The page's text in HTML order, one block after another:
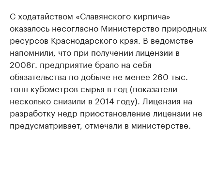
С ходатайством «Славянского кирпича»
оказалось несогласно Министерство природных
ресурсов Краснодарского края. В ведомстве
напомнили, что при получении лицензии в
2008г. предприятие брало на себя
обязательства по добыче не менее 260 тыс.
тонн кубометров сырья в год (показатели
несколько снизили в 2014 году). Лицензия на
разработку недр приостановление лицензии не
предусматривает, отмечали в министерстве.